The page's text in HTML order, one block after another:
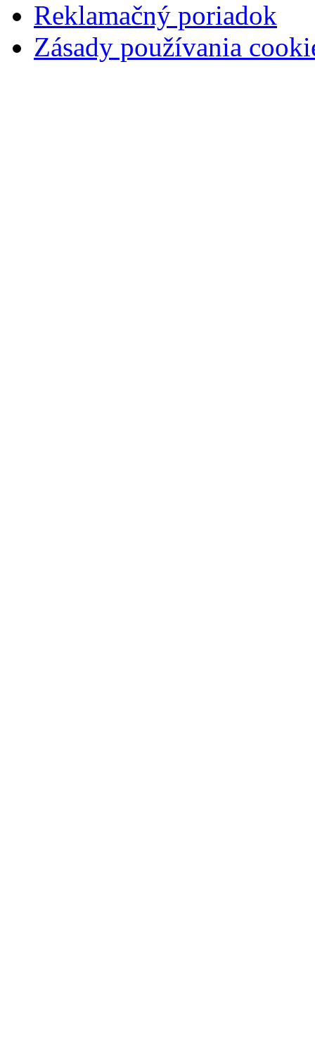
Reklamačný poriadok
Zásady používania